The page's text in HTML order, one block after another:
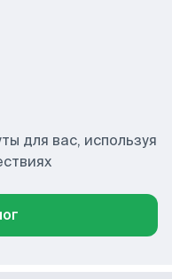
для вас, используя